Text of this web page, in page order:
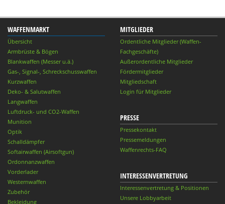
WAFFENMARKT
Übersicht
Armbrüste & Bögen
Blankwaffen (Messer u.ä.)
Gas-, Signal-, Schreckschusswaffen
Kurzwaffen
Deko- & Salutwaffen
Langwaffen
Luftdruck- und CO2-Waffen
Munition
Optik
Schalldämpfer
Softairwaffen (Airsoftgun)
Ordonnanzwaffen
Vorderlader
Westernwaffen
Zubehör
Bekleidung
MITGLIEDER
Ordentliche Mitglieder (Waffen-
Fachgeschäfte)
Außerordentliche Mitglieder
Fördermitglieder
Mitgliedschaft
Login für Mitglieder
PRESSE
Pressekontakt
Pressemeldungen
Waffenrechts-FAQ
INTERESSENVERTRETUNG
Interessenvertretung & Positionen
Unsere Lobbyarbeit